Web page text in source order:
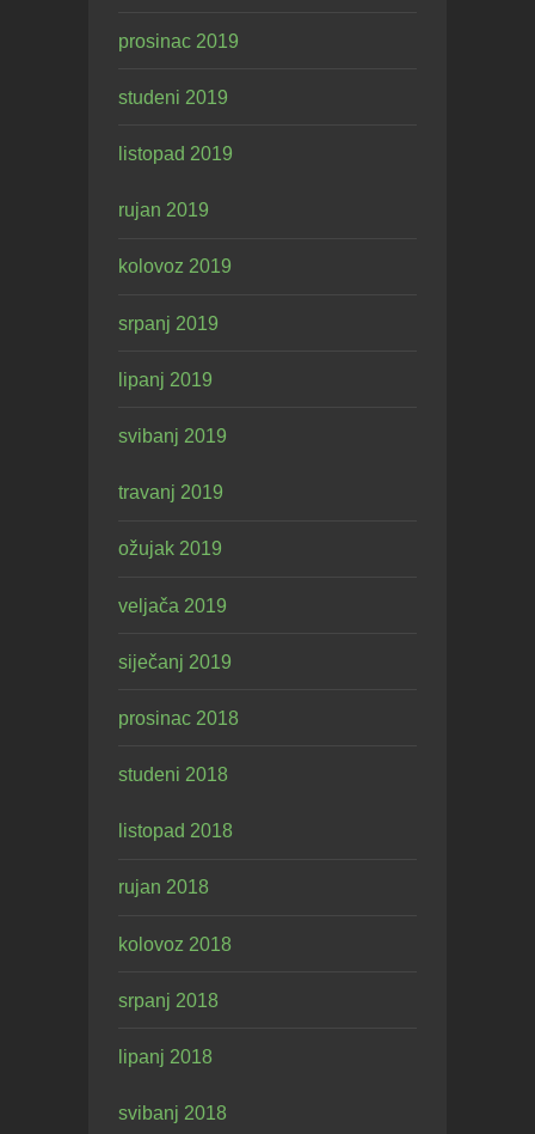
prosinac 2019
studeni 2019
listopad 2019
rujan 2019
kolovoz 2019
srpanj 2019
lipanj 2019
svibanj 2019
travanj 2019
ožujak 2019
veljača 2019
siječanj 2019
prosinac 2018
studeni 2018
listopad 2018
rujan 2018
kolovoz 2018
srpanj 2018
lipanj 2018
svibanj 2018